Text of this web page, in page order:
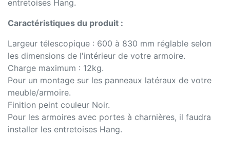
entretoises Hang.
Caractéristiques du produit :
Largeur télescopique : 600 à 830 mm réglable selon
les dimensions de l'intérieur de votre armoire.
Charge maximum : 12kg.
Pour un montage sur les panneaux latéraux de votre
meuble/armoire.
Finition peint couleur Noir.
Pour les armoires avec portes à charnières, il faudra
installer les entretoises Hang.